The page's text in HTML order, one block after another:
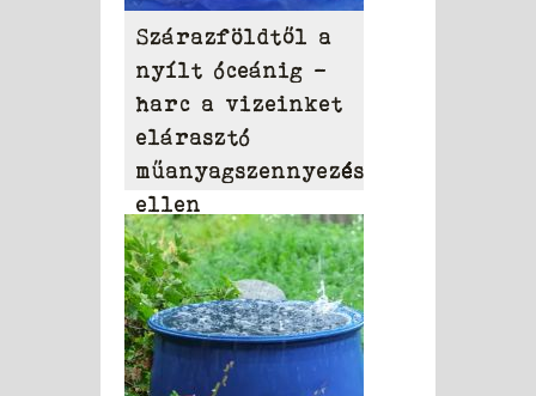
Szárazföldtől a
nyílt óceánig –
harc a vizeinket
elárasztó
műanyagszennyezés
ellen